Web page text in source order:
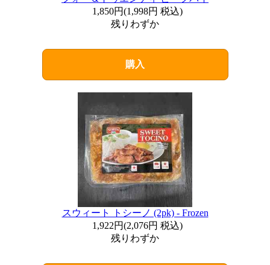
1,850円(1,998円 税込)
残りわずか
購入
スウィート トシーノ (2pk) - Frozen
1,922円(2,076円 税込)
残りわずか